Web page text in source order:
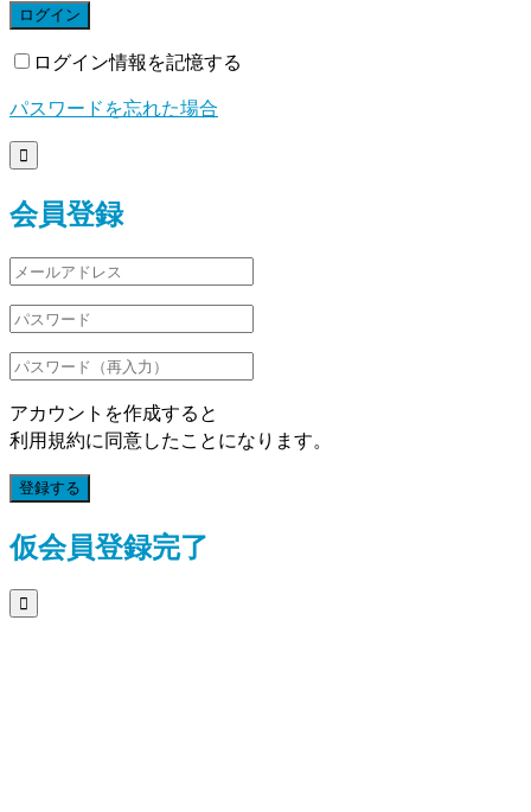
ログイン
ログイン情報を記憶する
パスワードを忘れた場合

会員登録
アカウントを作成すると
利用規約に同意したことになります。
登録する
仮会員登録完了
